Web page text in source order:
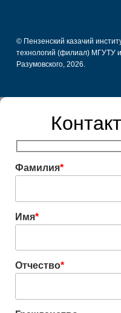
© Пензенский казачий
технологий (филиал) МГУТУ
Разумовского, 2026.
Фамилия*
Имя*
Отчество*